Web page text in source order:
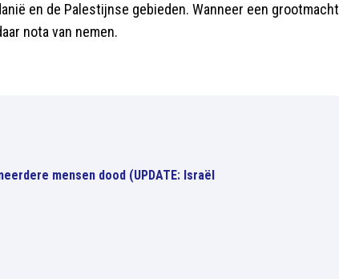
en de Palestijnse gebieden. Wanneer een grootmacht
nota van nemen.
mensen dood (UPDATE: Israël